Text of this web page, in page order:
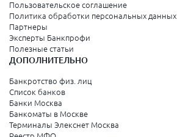
Пользовательское соглашение
Политика обработки персональных данных
Партнеры
Эксперты Банкпрофи
Полезные статьи
ДОПОЛНИТЕЛЬНО
Банкротство физ. лиц
Список банков
Банки Москва
Банкоматы в Москве
Терминалы Элекснет Москва